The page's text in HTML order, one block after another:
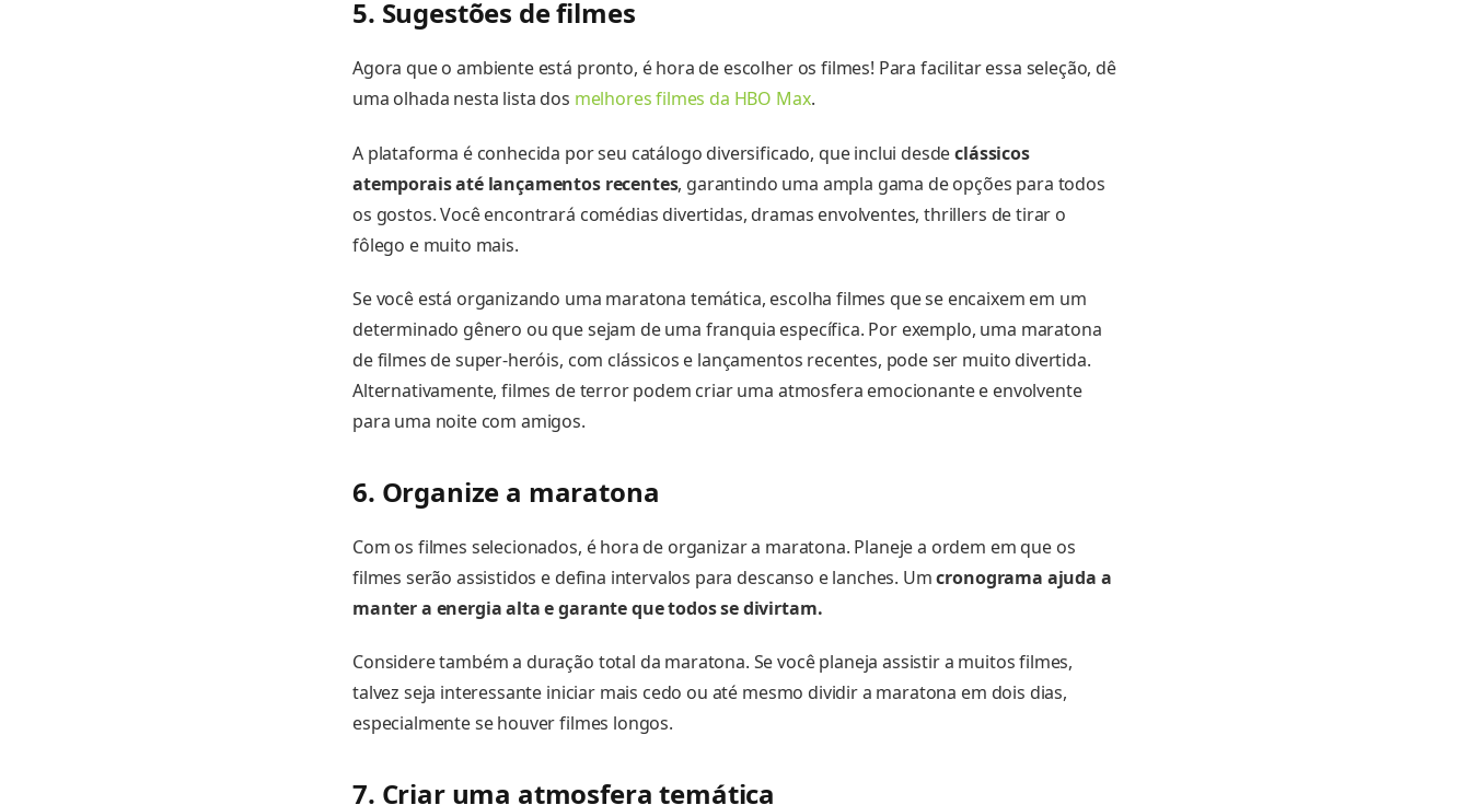
5. Sugestões de filmes
Agora que o ambiente está pronto, é hora de escolher os filmes! Para facilitar essa seleção, dê
uma olhada nesta lista dos melhores filmes da HBO Max.
A plataforma é conhecida por seu catálogo diversificado, que inclui desdeclássicos
atemporais até lançamentos recentes, garantindo uma ampla gama de opções para todos
os gostos. Você encontrará comédias divertidas, dramas envolventes, thrillers de tirar o
fôlego e muito mais.
Se você está organizando uma maratona temática, escolha filmes que se encaixem em um
determinado gênero ou que sejam de uma franquia específica. Por exemplo, uma maratona
de filmes de super-heróis, com clássicos e lançamentos recentes, pode ser muito divertida.
Alternativamente, filmes de terror podem criar uma atmosfera emocionante e envolvente
para uma noite com amigos.
6. Organize a maratona
Com os filmes selecionados, é hora de organizar a maratona. Planeje a ordem em que os
filmes serão assistidos e defina intervalos para descanso e lanches. Umcronograma ajuda a
manter a energia alta e garante que todos se divirtam.
Considere também a duração total da maratona. Se você planeja assistir a muitos filmes,
talvez seja interessante iniciar mais cedo ou até mesmo dividir a maratona em dois dias,
especialmente se houver filmes longos.
7. Criar uma atmosfera temática